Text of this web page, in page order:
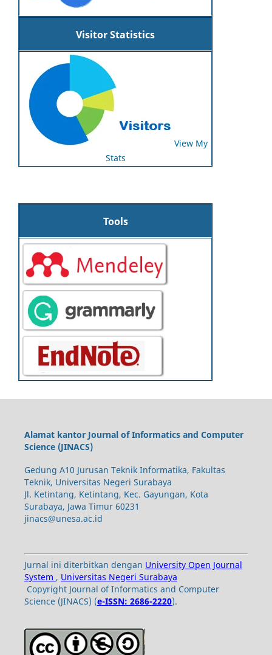
Visitor Statistics
View My
Stats
Tools
Alamat kantor Journal of Informatics and Computer
Science (JINACS)
Gedung A10 Jurusan Teknik Informatika, Fakultas
Teknik, Universitas Negeri Surabaya
Jl. Ketintang, Ketintang, Kec. Gayungan, Kota
Surabaya, Jawa Timur 60231
jinacs@unesa.ac.id
Jurnal ini diterbitkan dengan University Open Journal
System , Universitas Negeri Surabaya
Copyright Journal of Informatics and Computer
Science (JINACS) (e-ISSN: 2686-2220).